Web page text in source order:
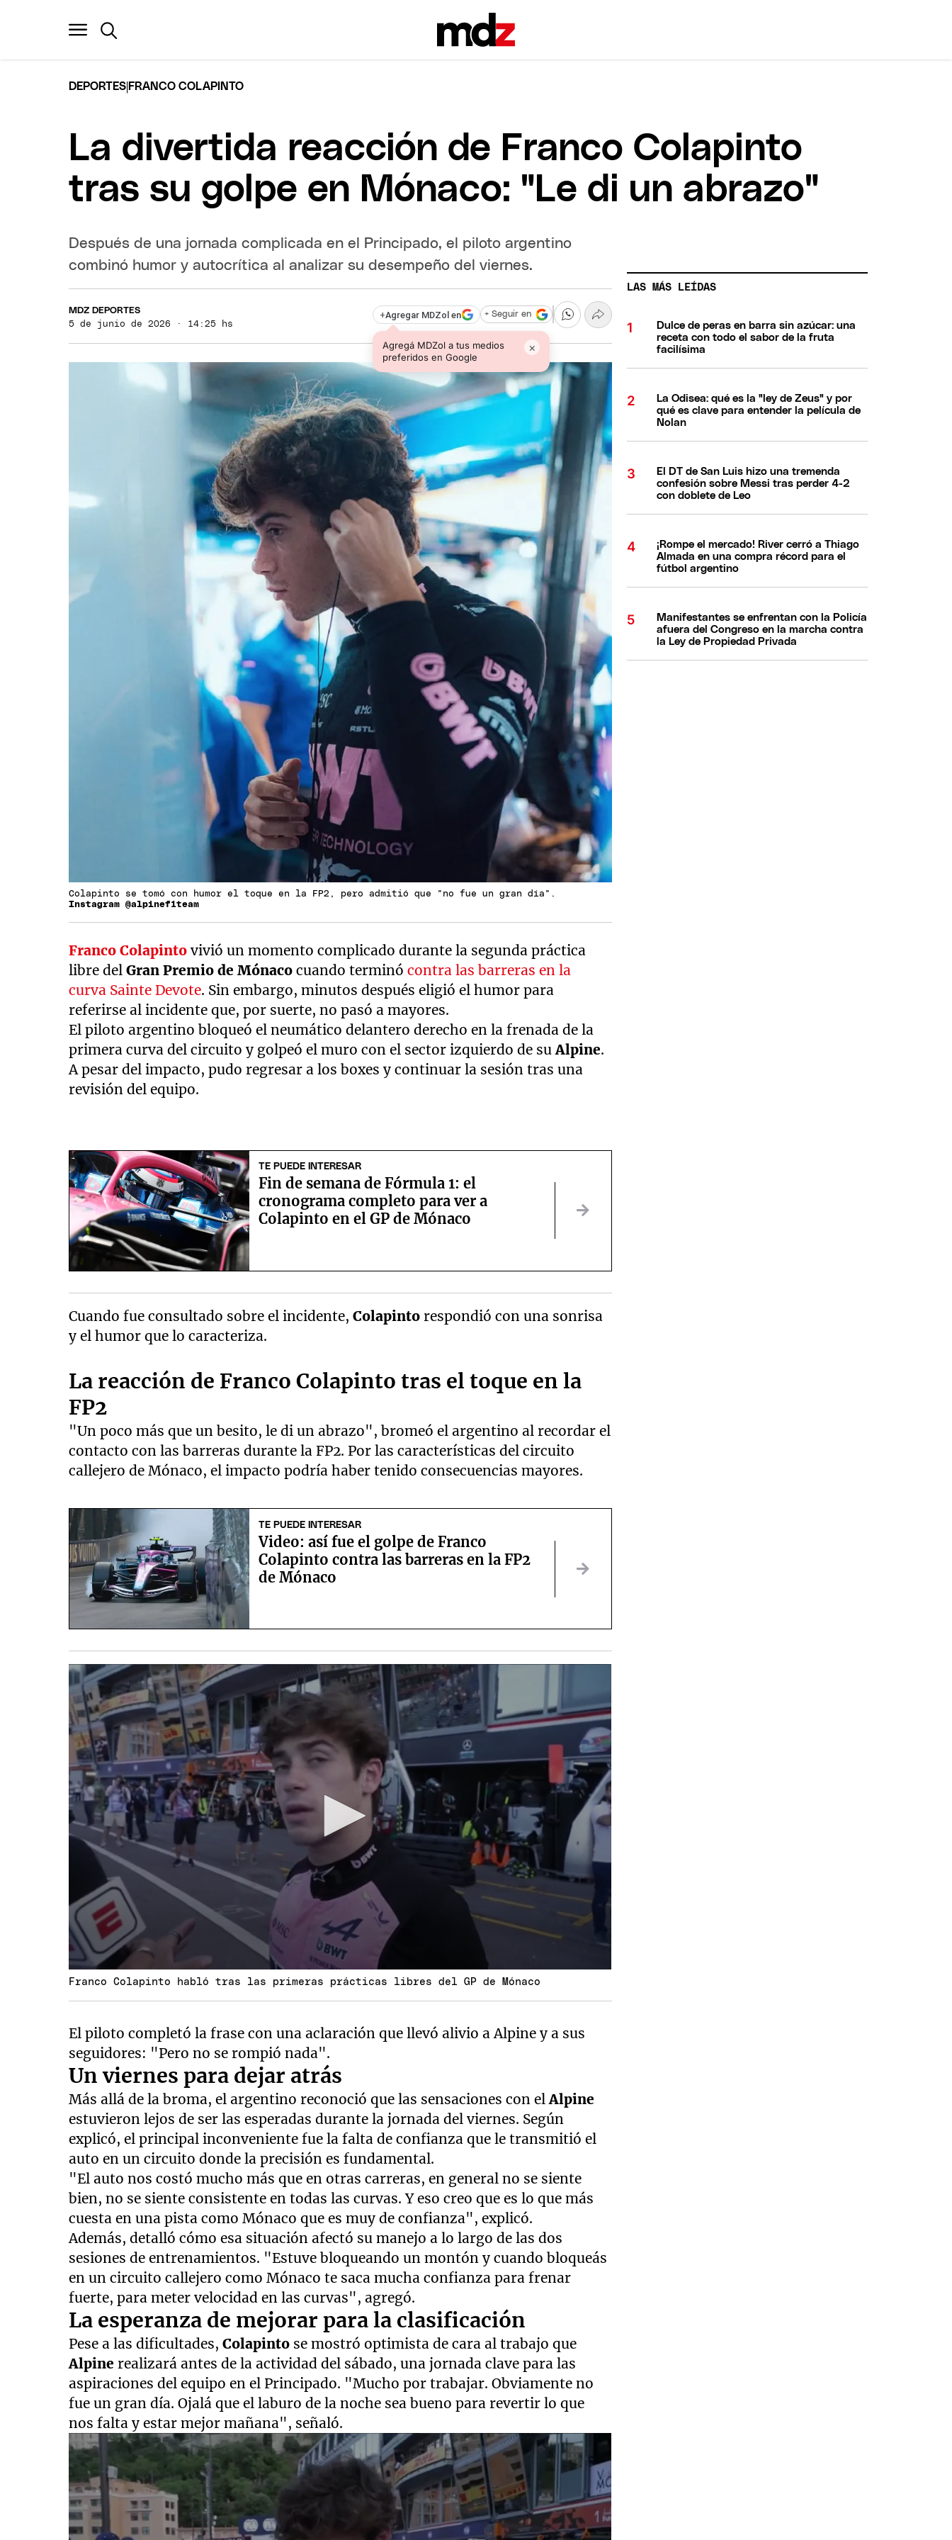
DEPORTES FRANCO COLAPINTO
La divertida reacción de Franco Colapinto
tras su golpe en Mónaco: "Le di un abrazo"
Después de una jornada complicada en el Principado, el piloto argentino
combinó humor y autocrítica al analizar su desempeño del viernes.
MDZ DEPORTES
5 de junio de 2026 · 14:25 hs
+Agregar MDZol en
Agregá MDZol a tus medios
preferidos en Google
×
+ Seguir en
Colapinto se tomó con humor el toque en la FP2, pero admitió que "no fue un gran día".
Instagram @alpinef1team
Franco Colapinto vivió un momento complicado durante la segunda práctica
libre delGran Premio de Mónaco cuando terminócontra las barreras en la
curva Sainte Devote. Sin embargo, minutos después eligió el humor para
referirse al incidente que, por suerte, no pasó a mayores.
El piloto argentino bloqueó el neumático delantero derecho en la frenada de la
primera curva del circuito y golpeó el muro con el sector izquierdo de suAlpine.
A pesar del impacto, pudo regresar a los boxes y continuar la sesión tras una
revisión del equipo.
TE PUEDE INTERESAR
Fin de semana de Fórmula 1: el
cronograma completo para ver a
Colapinto en el GP de Mónaco
Cuando fue consultado sobre el incidente,Colapinto respondió con una sonrisa
y el humor que lo caracteriza.
La reacción de Franco Colapinto tras el toque en la
FP2
"Un poco más que un besito, le di un abrazo", bromeó el argentino al recordar el
contacto con las barreras durante la FP2. Por las características del circuito
callejero de Mónaco, el impacto podría haber tenido consecuencias mayores.
TE PUEDE INTERESAR
Video: así fue el golpe de Franco
Colapinto contra las barreras en la FP2
de Mónaco
Franco Colapinto habló tras las primeras prácticas libres del GP de Mónaco
El piloto completó la frase con una aclaración que llevó alivio a Alpine y a sus
seguidores: "Pero no se rompió nada".
Un viernes para dejar atrás
Más allá de la broma, el argentino reconoció que las sensaciones con elAlpine
estuvieron lejos de ser las esperadas durante la jornada del viernes. Según
explicó, el principal inconveniente fue la falta de confianza que le transmitió el
auto en un circuito donde la precisión es fundamental.
"El auto nos costó mucho más que en otras carreras, en general no se siente
bien, no se siente consistente en todas las curvas. Y eso creo que es lo que más
cuesta en una pista como Mónaco que es muy de confianza", explicó.
Además, detalló cómo esa situación afectó su manejo a lo largo de las dos
sesiones de entrenamientos. "Estuve bloqueando un montón y cuando bloqueás
en un circuito callejero como Mónaco te saca mucha confianza para frenar
fuerte, para meter velocidad en las curvas", agregó.
La esperanza de mejorar para la clasificación
Pese a las dificultades,Colapinto se mostró optimista de cara al trabajo que
Alpinerealizará antes de la actividad del sábado, una jornada clave para las
aspiraciones del equipo en el Principado. "Mucho por trabajar. Obviamente no
fue un gran día. Ojalá que el laburo de la noche sea bueno para revertir lo que
nos falta y estar mejor mañana", señaló.
LAS MÁS LEÍDAS
Dulce de peras en barra sin azúcar: una
receta con todo el sabor de la fruta
facilísima
La Odisea: qué es la "ley de Zeus" y por
qué es clave para entender la película de
Nolan
El DT de San Luis hizo una tremenda
confesión sobre Messi tras perder 4-2
con doblete de Leo
¡Rompe el mercado! River cerró a Thiago
Almada en una compra récord para el
fútbol argentino
Manifestantes se enfrentan con la Policía
afuera del Congreso en la marcha contra
la Ley de Propiedad Privada